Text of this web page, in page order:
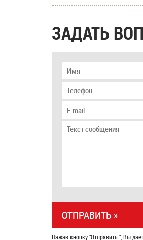
ЗАДАТЬ
Нажав кнопку "Отправить ", Вы